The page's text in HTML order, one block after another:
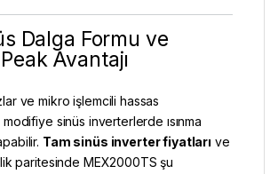
Dalga Formu ve
Avantajı
ve mikro işlemcili hassas
sinüs inverterlerde ısınma
Tam sinüs inverter fiyatları ve
paritesinde MEX2000TS şu